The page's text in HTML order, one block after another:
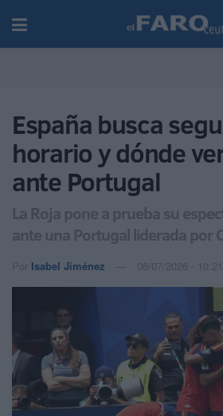
España busca
horario y dónde
ante Portugal
La Roja pone a prueba su
ante una Portugal liderada por
Por Isabel Jiménez 06/07/2026 - 10:21